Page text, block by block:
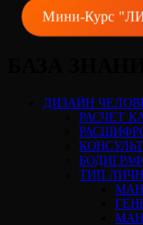
Мини-Курс
ДИЗАЙН
РАСЧЕТ
БОДИГРАФ
ТИП